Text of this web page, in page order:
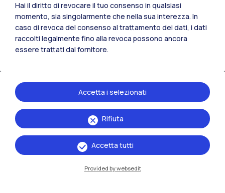
IT EN
Sedi
Milano Leonardo
Hai il diritto di revocare il tuo consenso in qualsiasi
momento, sia singolarmente che nella sua interezza. In
caso di revoca del consenso al trattamento dei dati, i dati
raccolti legalmente fino alla revoca possono ancora
essere trattati dal fornitore.
Rifiuta
Accetta i selezionati
Accetta tutti
Provided by websedit